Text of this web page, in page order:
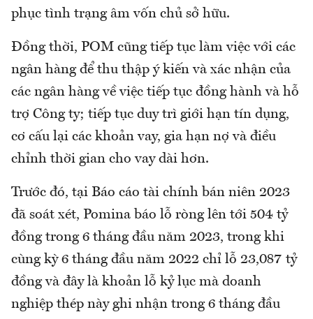
phục tình trạng âm vốn chủ sở hữu.
Đồng thời, POM cũng tiếp tục làm việc với các
ngân hàng để thu thập ý kiến và xác nhận của
các ngân hàng về việc tiếp tục đồng hành và hỗ
trợ Công ty; tiếp tục duy trì giới hạn tín dụng,
cơ cấu lại các khoản vay, gia hạn nợ và điều
chỉnh thời gian cho vay dài hơn.
Trước đó, tại Báo cáo tài chính bán niên 2023
đã soát xét, Pomina báo lỗ ròng lên tới 504 tỷ
đồng trong 6 tháng đầu năm 2023, trong khi
cùng kỳ 6 tháng đầu năm 2022 chỉ lỗ 23,087 tỷ
đồng và đây là khoản lỗ kỷ lục mà doanh
nghiệp thép này ghi nhận trong 6 tháng đầu